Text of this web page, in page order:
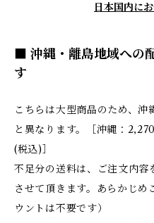
日本国内に
■ 沖縄・離島地域への
す
こちらは大型商品のため、
と異なります。［沖縄：
(税込)］
不足分の送料は、ご注文内
させて頂きます。あらかじ
ウントは不要です）